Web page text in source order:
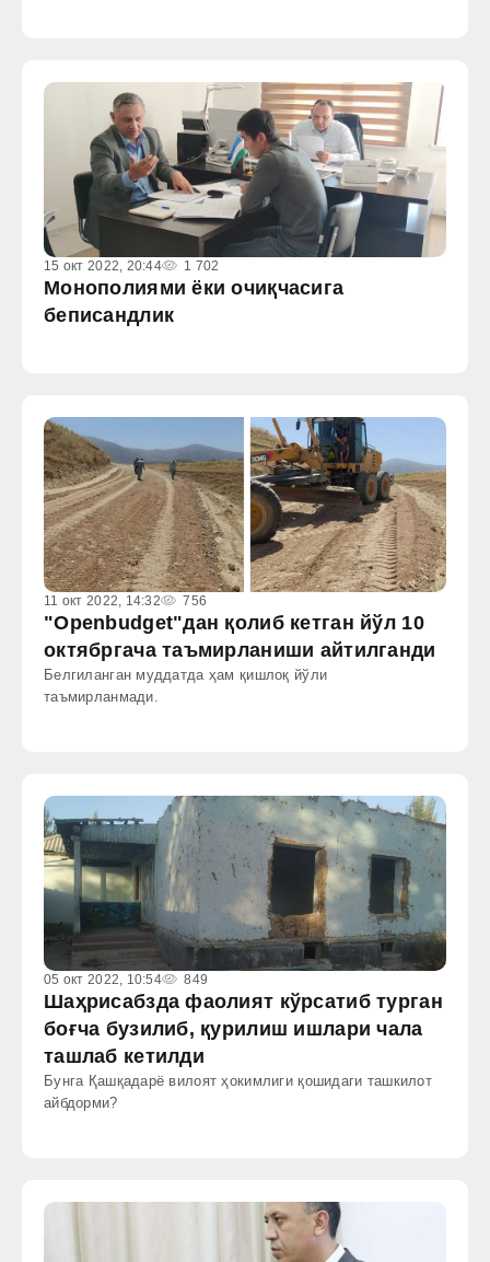
15 окт 2022, 20:44 1 702
Монополиями ёки очиқчасига
беписандлик
11 окт 2022, 14:32 756
"Openbudget"дан қолиб кетган йўл 10
октябргача таъмирланиши айтилганди
Белгиланган муддатда ҳам қишлоқ йўли
таъмирланмади.
05 окт 2022, 10:54 849
Шаҳрисабзда фаолият кўрсатиб турган
боғча бузилиб, қурилиш ишлари чала
ташлаб кетилди
Бунга Қашқадарё вилоят ҳокимлиги қошидаги ташкилот
айбдорми?